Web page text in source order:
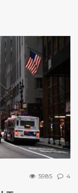
5985 4